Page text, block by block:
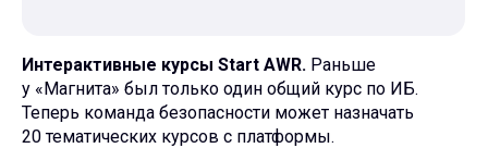
Интерактивные курсы Start AWR. Раньше
у «Магнита» был только один общий курс по ИБ.
Теперь команда безопасности может назначать
20 тематических курсов с платформы.